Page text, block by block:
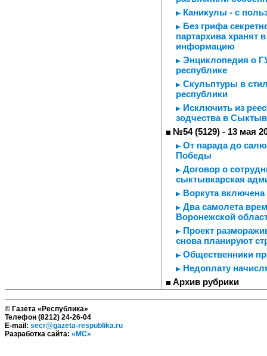
Каникулы - с
Без грифа
партархива хранят
информацию
Энциклопедия о
республике
Скульптуры в
республики
Исключить из
зодчества в
№54 (5129) - 13 мая
От парада до
Победы
Договор о
сыктывкарская
Воркута
Два самолета
Воронежской
Проект
снова планируют
Общественники
Недоплату
Архив рубрики
© Газета «Республика»
Телефон (8212) 24-26-04
E-mail: secr@gazeta-respublika.ru
Разработка сайта: «МС»